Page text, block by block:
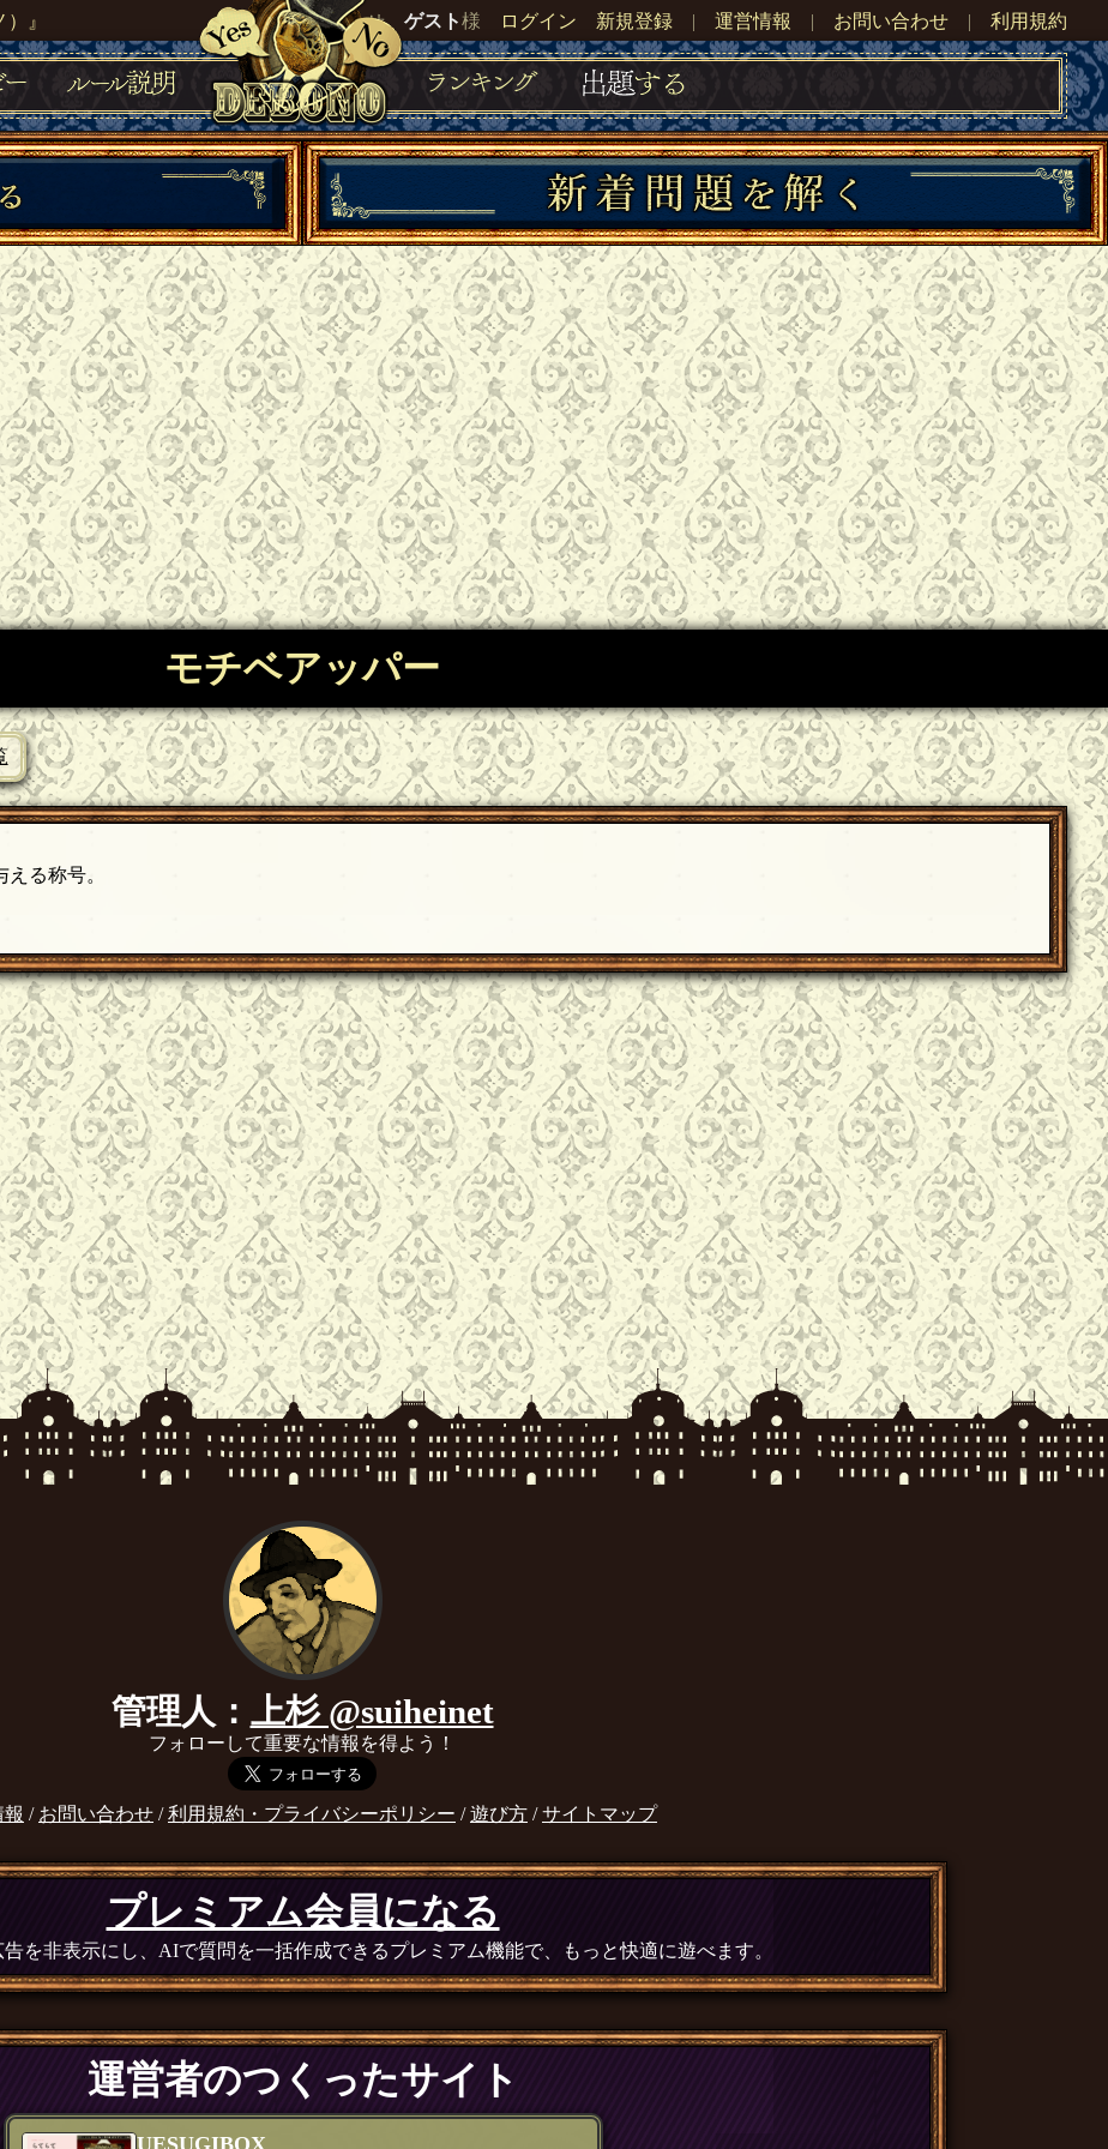
』 いらっしゃいませ。ゲスト様 ログイン 新規登録 |運営情報 | お問い合わせ |利用規約
モチベアッパー
る称号。
管理人： 上杉 @suiheinet
フォローして重要な情報を得よう！
/ お問い合わせ /利用規約・プライバシーポリシー /遊び方 /サイトマップ
プレミアム会員になる
告を非表示にし、AIで質問を一括作成できるプレミアム機能で、もっと快適に遊べます。
運営者のつくったサイト